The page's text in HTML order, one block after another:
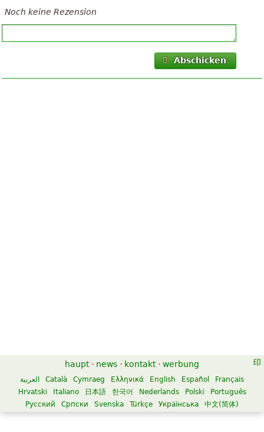
Noch keine Rezension
Abschicken
haupt · news · kontakt · werbung
العربية Català Cymraeg Ελληνικά English Español
Français
Hrvatski
Italiano 日本語 한국어 Nederlands Polski
Português
Русский
Српски Svenska Türkçe Українська 中文(简体)